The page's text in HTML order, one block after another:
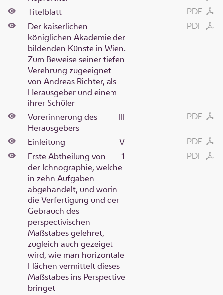
PDF
Titelblatt
PDF
Der kaiserlichen
königlichen Akademie der
bildenden Künste in Wien.
Zum Beweise seiner tiefen
Verehrung zugeeignet
von Andreas Richter, als
Herausgeber und einem
ihrer Schüler
PDF
III
Vorerinnerung des
Herausgebers
PDF
V
Einleitung
PDF
1
Erste Abtheilung von
der Ichnographie, welche
in zehn Aufgaben
abgehandelt, und worin
die Verfertigung und der
Gebrauch des
perspectivischen
Maßstabes gelehret,
zugleich auch gezeiget
wird, wie man horizontale
Flächen vermittelt dieses
Maßstabes ins Perspective
bringet